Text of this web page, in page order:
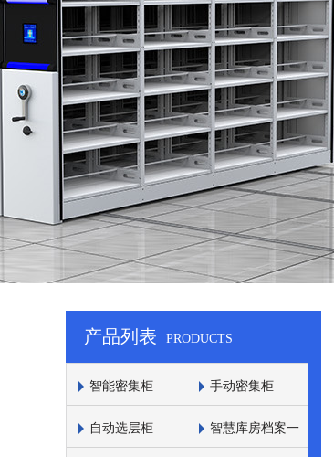
产品列表 PRODUCTS
智能密集柜 手动密集柜
自动选层柜 智慧库房档案一